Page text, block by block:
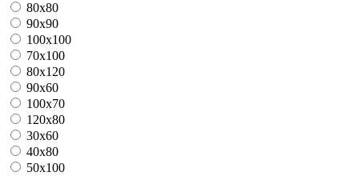
80x80
90x90
100x100
70x100
80x120
90x60
100x70
120x80
30x60
40x80
50x100